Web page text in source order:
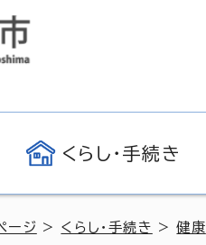
くらし・手続き
ージ > くらし・手続き >健康